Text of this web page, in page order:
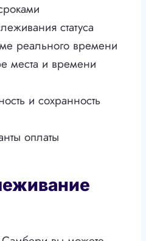
статуса
реального времени
места и времени
и сохранность
оплаты